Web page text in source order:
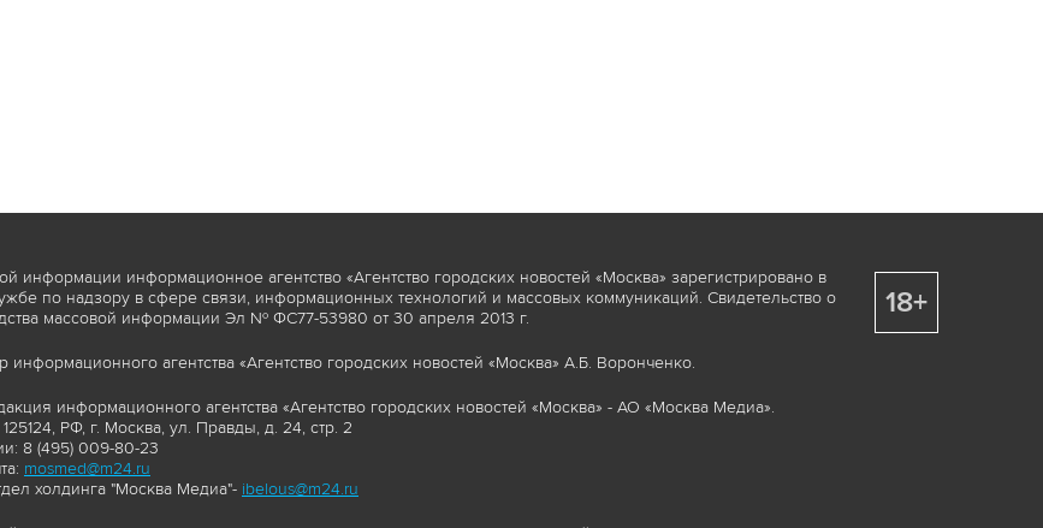
информации информационное агентство «Агентство городских новостей «Москва» зарегистрировано в
по надзору в сфере связи, информационных технологий и массовых коммуникаций. Свидетельство о
массовой информации Эл № ФС77-53980 от 30 апреля 2013 г.
информационного агентства «Агентство городских новостей «Москва» А.Б. Воронченко.
информационного агентства «Агентство городских новостей «Москва» - АО «Москва Медиа».
РФ, г. Москва, ул. Правды, д. 24, стр. 2
8 (495) 009-80-23
mosmed@m24.ru
холдинга "Москва Медиа"- ibelous@m24.ru
18+